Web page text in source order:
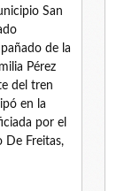
San
de la
Pérez
del tren
en la
por el
De Freitas,